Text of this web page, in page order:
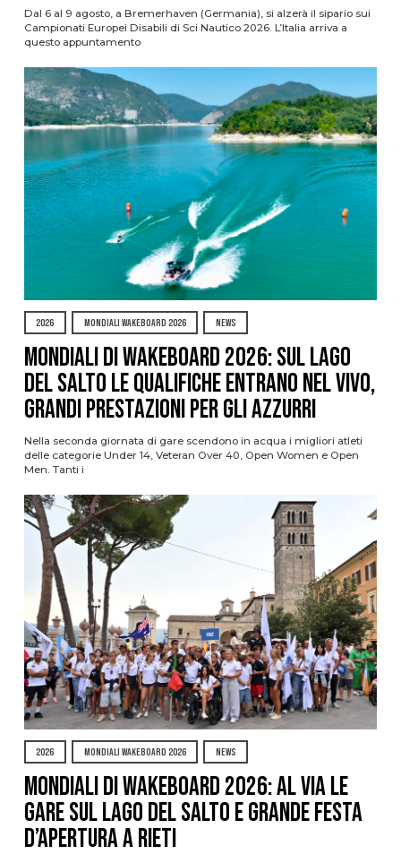
Dal 6 al 9 agosto, a Bremerhaven (Germania), si alzerà il sipario sui
Campionati Europei Disabili di Sci Nautico 2026. L’Italia arriva a
questo appuntamento
2026 MONDIALI WAKEBOARD 2026 NEWS
Mondiali di Wakeboard 2026: sul Lago
del Salto le qualifiche entrano nel vivo,
grandi prestazioni per gli azzurri
Nella seconda giornata di gare scendono in acqua i migliori atleti
delle categorie Under 14, Veteran Over 40, Open Women e Open
Men. Tanti i
2026 MONDIALI WAKEBOARD 2026 NEWS
Mondiali di Wakeboard 2026: al via le
gare sul Lago del Salto e grande festa
d’apertura a Rieti